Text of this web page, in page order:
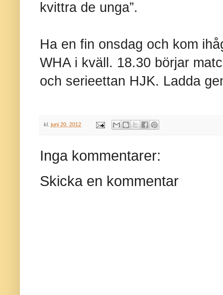
kvittra de unga”.
Ha en fin onsdag och kom
WHA i kväll. 18.30 börjar
och serieettan HJK. Ladda
kl. juni 20, 2012
Inga kommentarer:
Skicka en kommentar